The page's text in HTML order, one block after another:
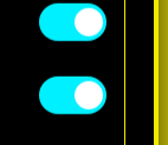
変更点に関
でご確認く